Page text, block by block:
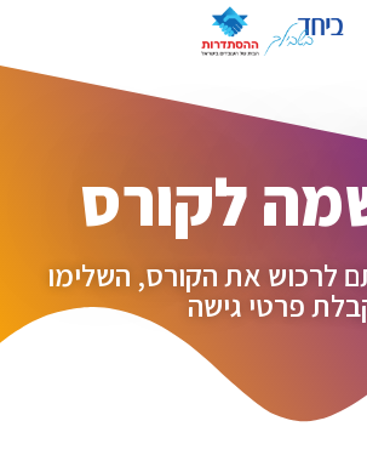
לקורס
לרכוש את הקורס, השלימו
פרטי גישה